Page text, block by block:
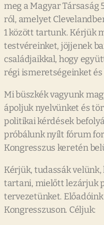
meg a Magyar
ról, amelyet
1 között tartunk. Kérjük
testvéreinket, jöjjenek
családjaikkal, hogy
régi ismeretségeinket
Mi büszkék vagyunk
ápoljuk nyelvünket és
politikai kérdések
próbálunk nyílt fórum
Kongresszus keretén
Kérjük, tudassák
tartani, mielőtt lezárjuk
tervezetünket.
Kongresszuson. Céljuk: